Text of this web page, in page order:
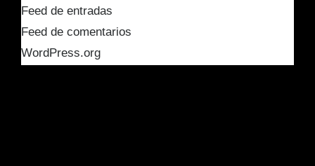
Feed de entradas
Feed de comentarios
WordPress.org